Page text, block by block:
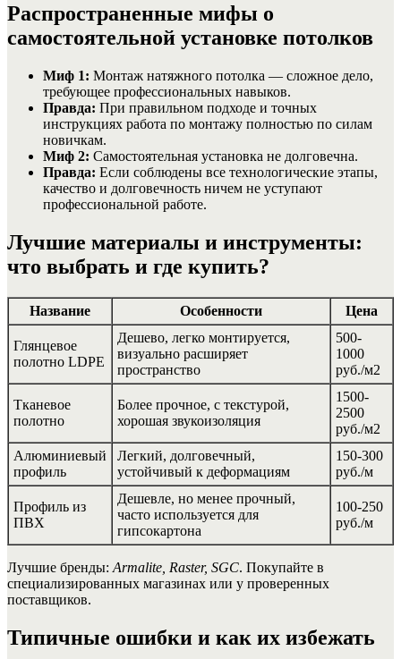
Распространенные мифы о
самостоятельной установке потолков
Миф 1: Монтаж натяжного потолка — сложное дело,
требующее профессиональных навыков.
Правда: При правильном подходе и точных
инструкциях работа по монтажу полностью по силам
новичкам.
Миф 2: Самостоятельная установка не долговечна.
Правда: Если соблюдены все технологические этапы,
качество и долговечность ничем не уступают
профессиональной работе.
Лучшие материалы и инструменты:
что выбрать и где купить?
Название Особенности Цена
Глянцевое
полотно LDPE
Дешево, легко монтируется,
визуально расширяет
пространство
500-
1000
руб./м2
Тканевое
полотно
Более прочное, с текстурой,
хорошая звукоизоляция
1500-
2500
руб./м2
Алюминиевый
профиль
Легкий, долговечный,
устойчивый к деформациям
150-300
руб./м
Профиль из
ПВХ
Дешевле, но менее прочный,
часто используется для
гипсокартона
100-250
руб./м
Лучшие бренды: Armalite, Raster, SGC. Покупайте в
специализированных магазинах или у проверенных
поставщиков.
Типичные ошибки и как их избежать